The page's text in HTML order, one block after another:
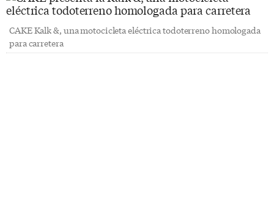
CAKE Kalk &, una motocicleta eléctrica todoterreno homologada
para carretera